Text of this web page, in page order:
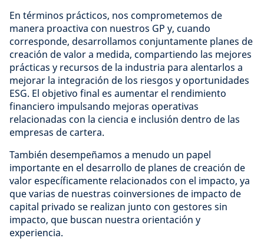
En términos prácticos, nos comprometemos de
manera proactiva con nuestros GP y, cuando
corresponde, desarrollamos conjuntamente planes de
creación de valor a medida, compartiendo las mejores
prácticas y recursos de la industria para alentarlos a
mejorar la integración de los riesgos y oportunidades
ESG. El objetivo final es aumentar el rendimiento
financiero impulsando mejoras operativas
relacionadas con la ciencia e inclusión dentro de las
empresas de cartera.
También desempeñamos a menudo un papel
importante en el desarrollo de planes de creación de
valor específicamente relacionados con el impacto, ya
que varias de nuestras coinversiones de impacto de
capital privado se realizan junto con gestores sin
impacto, que buscan nuestra orientación y
experiencia.